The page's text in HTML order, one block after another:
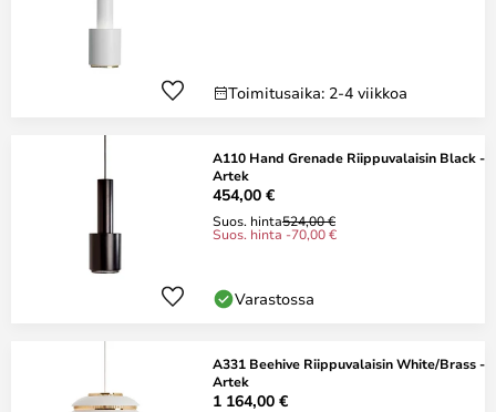
Toimitusaika: 2-4 viikkoa
A110 Hand Grenade Riippuvalaisin Black -
Artek
454,00 €
Suos. hinta524,00 €
Suos. hinta -70,00 €
Varastossa
A331 Beehive Riippuvalaisin White/Brass -
Artek
1 164,00 €